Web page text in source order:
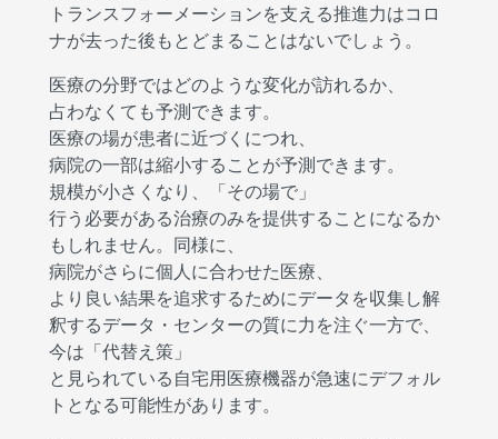
トランスフォーメーションを支える推進力はコロ
ナが去った後もとどまることはないでしょう。
医療の分野ではどのような変化が訪れるか、
占わなくても予測できます。
医療の場が患者に近づくにつれ、
病院の一部は縮小することが予測できます。
規模が小さくなり、「その場で」
行う必要がある治療のみを提供することになるか
もしれません。同様に、
病院がさらに個人に合わせた医療、
より良い結果を追求するためにデータを収集し解
釈するデータ・センターの質に力を注ぐ一方で、
今は「代替え策」
と見られている自宅用医療機器が急速にデフォル
トとなる可能性があります。